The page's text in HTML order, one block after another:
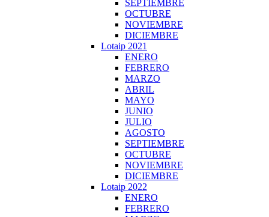
SEPTIEMBRE
OCTUBRE
NOVIEMBRE
DICIEMBRE
Lotaip 2021
ENERO
FEBRERO
MARZO
ABRIL
MAYO
JUNIO
JULIO
AGOSTO
SEPTIEMBRE
OCTUBRE
NOVIEMBRE
DICIEMBRE
Lotaip 2022
ENERO
FEBRERO